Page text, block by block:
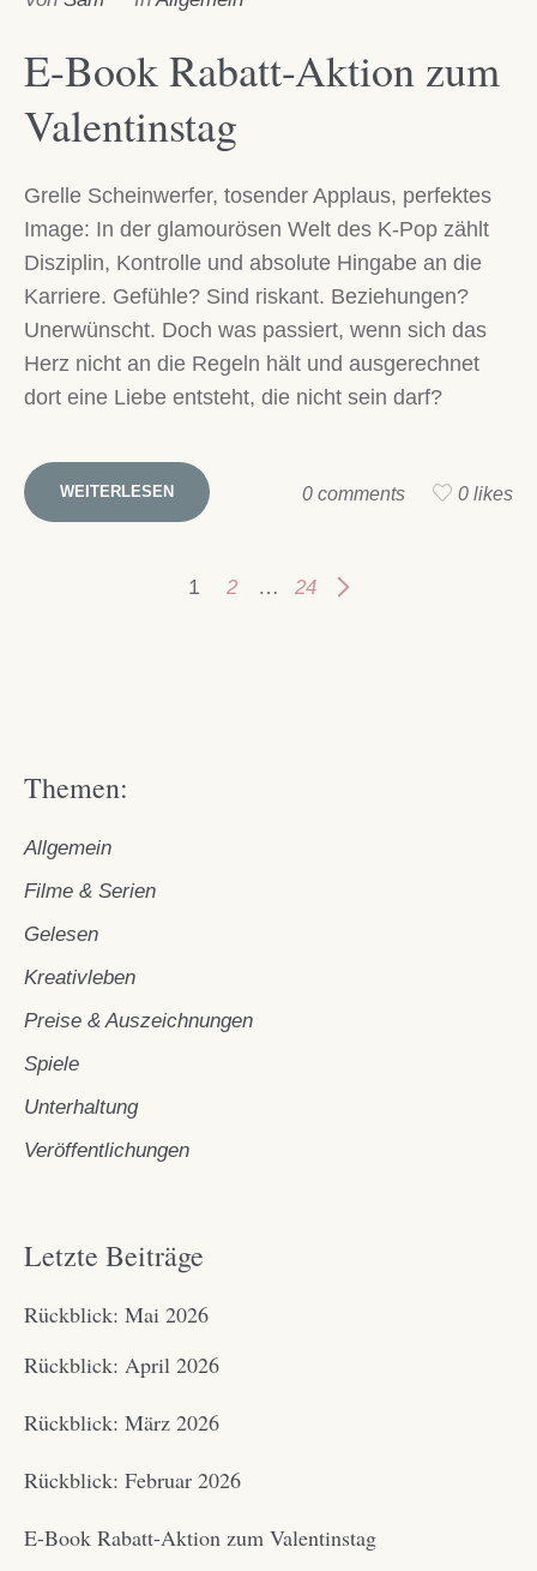
E-Book Rabatt-Aktion zum
Valentinstag
Grelle Scheinwerfer, tosender Applaus, perfektes
Image: In der glamourösen Welt des K-Pop zählt
Disziplin, Kontrolle und absolute Hingabe an die
Karriere. Gefühle? Sind riskant. Beziehungen?
Unerwünscht. Doch was passiert, wenn sich das
Herz nicht an die Regeln hält und ausgerechnet
dort eine Liebe entsteht, die nicht sein darf?
WEITERLESEN 0 comments 0 likes
1 2 … 24
Themen:
Allgemein
Filme & Serien
Gelesen
Kreativleben
Preise & Auszeichnungen
Spiele
Unterhaltung
Veröffentlichungen
Letzte Beiträge
Rückblick: Mai 2026
Rückblick: April 2026
Rückblick: März 2026
Rückblick: Februar 2026
E-Book Rabatt-Aktion zum Valentinstag